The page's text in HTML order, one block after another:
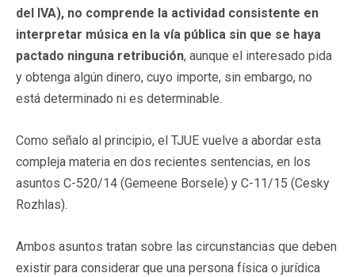
del IVA), no comprende la actividad consistente en
interpretar música en la vía pública sin que se haya
pactado ninguna retribución, aunque el interesado pida
y obtenga algún dinero, cuyo importe, sin embargo, no
está determinado ni es determinable.
Como señalo al principio, el TJUE vuelve a abordar esta
compleja materia en dos recientes sentencias, en los
asuntos C-520/14 (Gemeene Borsele) y C-11/15 (Cesky
Rozhlas).
Ambos asuntos tratan sobre las circunstancias que deben
existir para considerar que una persona física o jurídica